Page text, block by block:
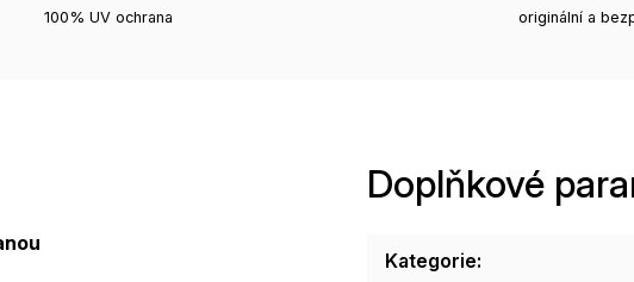
100% UV ochrana originální a
Doplňkové
Kategorie: